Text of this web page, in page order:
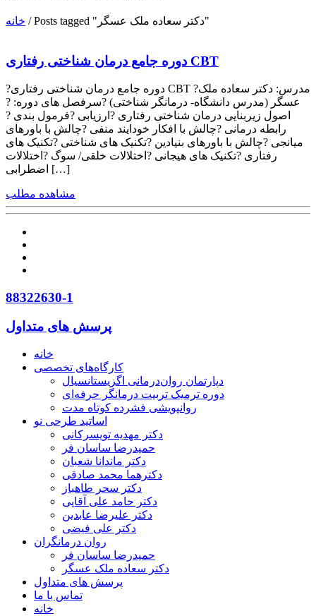
خانه / Posts tagged "دکتر سعاده ملک عسگر"
دوره جامع درمان شناختی رفتاری CBT
?دوره جامع درمان شناختی رفتاری CBT ?مدرس: دکتر سعاده ملک
عسگر (مدرس دانشگاه- درمانگر شناختی) ?سرفصل های دوره: ?
اصول زیربنایی درمان شناختی رفتاری ?ارزیابی ?فرمول بندی ?
رابطه درمانی ?چالش با افکار خودایند منفی ?چالش با باورهای
میانجی ?چالش با باورهای بنیادین ?تکنیک های شناختی ?تکنیک های
رفتاری ?تکنیک های هیجانی ?اختلالات خلقی/ سوگ ?اختلالات
اضطرابی […]
مشاهده مطلب
88322630-1
پرسش های متداول
خانه
کارگاه‌های تخصصی
دپارتمان روان‌درمانی اگزیستانسیال
دوره ترمیک تربیت درمانگر حرفه‌ای
روانپویشی فشرده کوتاه مدت
اساتید طرحی نو
دکتر مهدیه تویسرکانی
حمیدرضا ساسان فر
دکتر ماندانا شعبان
دکترهما محمد صادقی
دکتر سحر طاهباز
دکتر حامد علی آقایی
دکتر علیرضا عابدین
دکتر علی فیضی
روان درمانگران
حمیدرضا ساسان فر
دکتر سعاده ملک عسگر
پرسش های متداول
تماس با ما
خانه